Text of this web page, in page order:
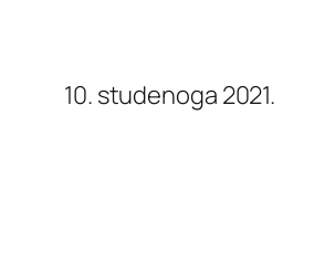
10. studenoga 2021.